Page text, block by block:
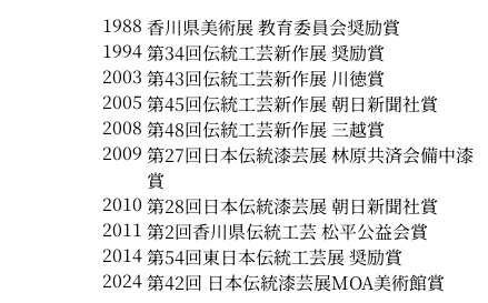
1988 香川県美術展 教育委員会奨励賞
1994第34回伝統工芸新作展 奨励賞
2003 第43回伝統工芸新作展 川徳賞
2005 第45回伝統工芸新作展 朝日新聞社賞
2008 第48回伝統工芸新作展 三越賞
2009 第27回日本伝統漆芸展 林原共済会備中漆
賞
2010 第28回日本伝統漆芸展 朝日新聞社賞
2011 第2回香川県伝統工芸 松平公益会賞
2014第54回東日本伝統工芸展 奨励賞
2024第42回 日本伝統漆芸展MOA美術館賞